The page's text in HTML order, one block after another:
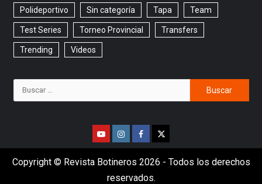
Polideportivo Sin categoría Tapa Team
Test Series Torneo Provincial Transfers
Trending Videos
Copyright © Revista Botineros 2026 - Todos los derechos
reservados.